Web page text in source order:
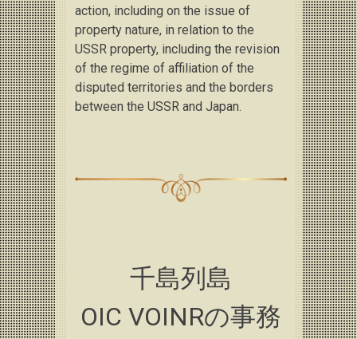
action, including on the issue of
property nature, in relation to the
USSR property, including the revision
of the regime of affiliation of the
disputed territories and the borders
between the USSR and Japan.
千島列島
OIC VOINRの事務